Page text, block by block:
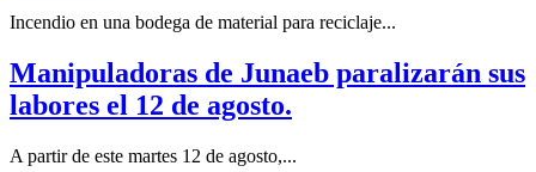
Incendio en una bodega de material para reciclaje...
Manipuladoras de Junaeb paralizarán sus
labores el 12 de agosto.
A partir de este martes 12 de agosto,...